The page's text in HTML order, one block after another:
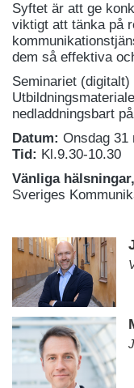
Syftet är att ge
viktigt att tänka på
dem så effektiva
Seminariet
nedladdningsbart
Datum: Onsdag 31
Tid: Kl.9.30-10.30
Vänliga hälsningar,
Sveriges